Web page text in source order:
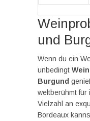
und
Wenn du ein
unbedingt
Burgund
weltberühmt für
Vielzahl an
Bordeaux